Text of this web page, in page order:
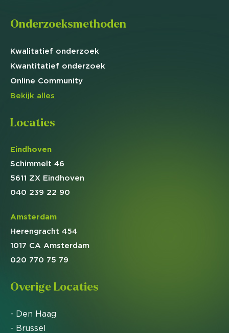
Onderzoeksmethoden
Kwalitatief onderzoek
Kwantitatief onderzoek
Online Community
Bekijk alles
Locaties
Eindhoven
Schimmelt 46
5611 ZX Eindhoven
040 239 22 90
Amsterdam
Herengracht 454
1017 CA Amsterdam
020 770 75 79
Overige Locaties
- Den Haag
- Brussel